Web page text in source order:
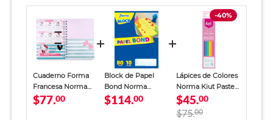
Cuaderno Forma
Francesa Norma
Hello Kitty Raya
$77.00
Block de Papel
Bond Norma
Creatividad Carta
$114.00
-40%
Lápices de Colores
Norma Kiut Pastel
6 piezas
$45.00
$75.00